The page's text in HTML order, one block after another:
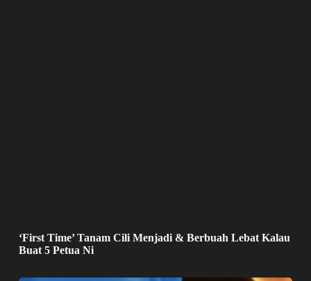
‘First Time’ Tanam Cili Menjadi & Berbuah Lebat Kalau
Buat 5 Petua Ni